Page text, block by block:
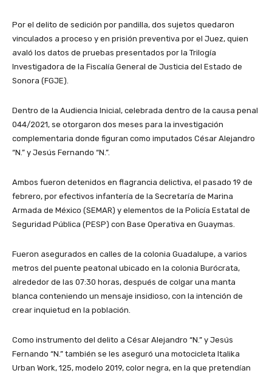
Por el delito de sedición por pandilla, dos sujetos quedaron
vinculados a proceso y en prisión preventiva por el Juez, quien
avaló los datos de pruebas presentados por la Trilogía
Investigadora de la Fiscalía General de Justicia del Estado de
Sonora (FGJE).
Dentro de la Audiencia Inicial, celebrada dentro de la causa penal
044/2021, se otorgaron dos meses para la investigación
complementaria donde figuran como imputados César Alejandro
“N.” y Jesús Fernando “N.”.
Ambos fueron detenidos en flagrancia delictiva, el pasado 19 de
febrero, por efectivos infantería de la Secretaría de Marina
Armada de México (SEMAR) y elementos de la Policía Estatal de
Seguridad Pública (PESP) con Base Operativa en Guaymas.
Fueron asegurados en calles de la colonia Guadalupe, a varios
metros del puente peatonal ubicado en la colonia Burócrata,
alrededor de las 07:30 horas, después de colgar una manta
blanca conteniendo un mensaje insidioso, con la intención de
crear inquietud en la población.
Como instrumento del delito a César Alejandro “N.” y Jesús
Fernando “N.” también se les aseguró una motocicleta Italika
Urban Work, 125, modelo 2019, color negra, en la que pretendían